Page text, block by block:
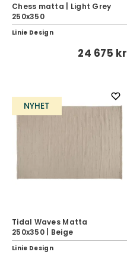
Chess matta | Light Grey
250x350
Linie Design
24 675 kr
NYHET
Tidal Waves Matta
250x350 | Beige
Linie Design